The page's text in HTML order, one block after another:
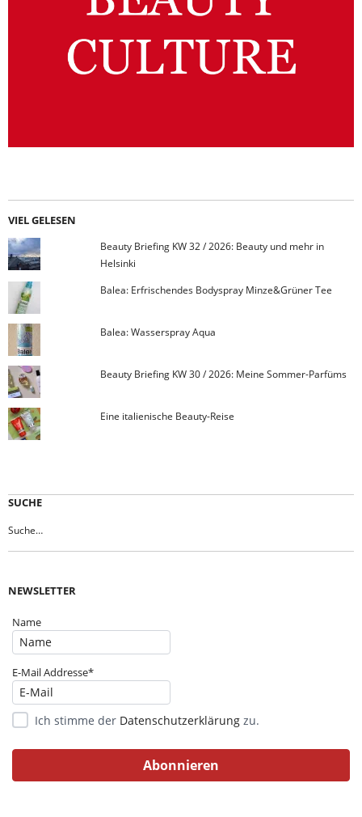
VIEL GELESEN
Beauty Briefing KW 32 / 2026: Beauty und mehr in
Helsinki
Balea: Erfrischendes Bodyspray Minze&Grüner Tee
Balea: Wasserspray Aqua
Beauty Briefing KW 30 / 2026: Meine Sommer-Parfüms
Eine italienische Beauty-Reise
SUCHE
NEWSLETTER
Name
E-Mail Addresse*
Ich stimme der Datenschutzerklärung zu.